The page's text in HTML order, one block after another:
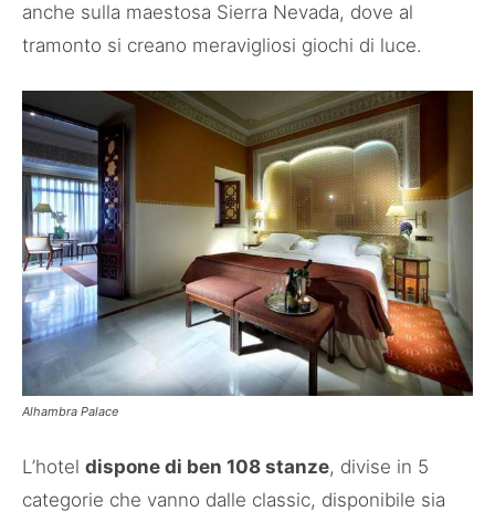
anche sulla maestosa Sierra Nevada, dove al
tramonto si creano meravigliosi giochi di luce.
Alhambra Palace
L’hotel dispone di ben 108 stanze, divise in 5
categorie che vanno dalle classic, disponibile sia